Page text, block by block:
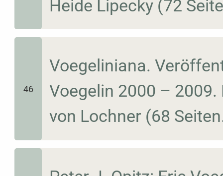
Heide Lipecky (72
46
Voegeliniana.
Voegelin 2000 –
von Lochner (68